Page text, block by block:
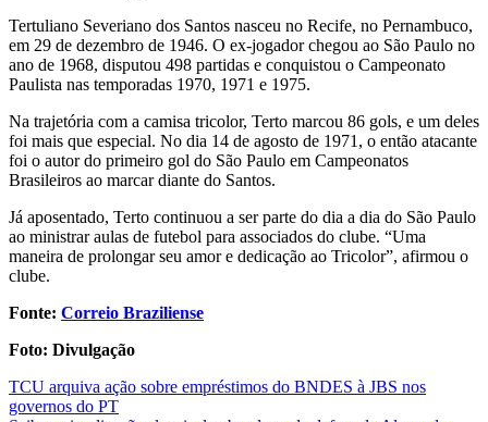
Tertuliano Severiano dos Santos nasceu no Recife, no Pernambuco,
em 29 de dezembro de 1946. O ex-jogador chegou ao São Paulo no
ano de 1968, disputou 498 partidas e conquistou o Campeonato
Paulista nas temporadas 1970, 1971 e 1975.
Na trajetória com a camisa tricolor, Terto marcou 86 gols, e um deles
foi mais que especial. No dia 14 de agosto de 1971, o então atacante
foi o autor do primeiro gol do São Paulo em Campeonatos
Brasileiros ao marcar diante do Santos.
Já aposentado, Terto continuou a ser parte do dia a dia do São Paulo
ao ministrar aulas de futebol para associados do clube. “Uma
maneira de prolongar seu amor e dedicação ao Tricolor”, afirmou o
clube.
Fonte: Correio Braziliense
Foto: Divulgação
Post
navigation
TCU arquiva ação sobre empréstimos do BNDES à JBS nos
governos do PT